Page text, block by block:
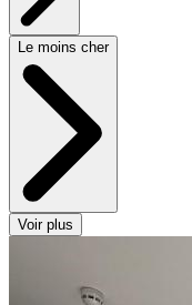
Le moins cher
Voir plus